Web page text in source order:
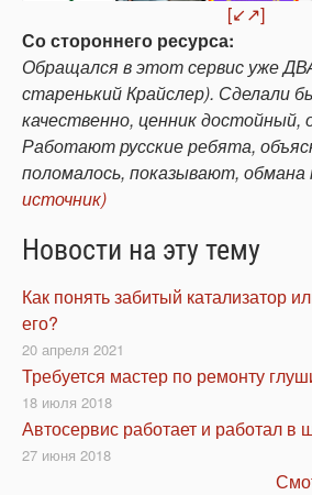
[↙↗]
Со стороннего ресурса:
Обращался в этот сервис уже
старенький Крайслер). Сделали
качественно, ценник достойный,
Работают русские ребята,
поломалось, показывают, обмана
источник)
Новости на эту тему
Как понять забитый катализатор
его?
20 апреля 2021
Требуется мастер по ремонту
18 июля 2018
Автосервис работает и работал в
27 июня 2018